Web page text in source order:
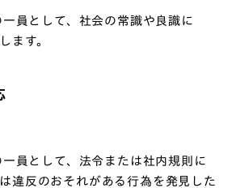
員として、社会の常識や良識に
ます。
員として、法令または社内規則に
違反のおそれがある行為を発見した